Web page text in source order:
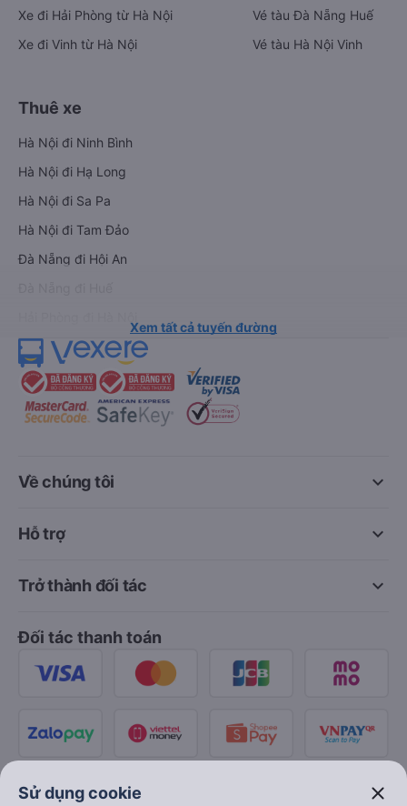
Xe đi Hải Phòng từ Hà Nội
Xe đi Vinh từ Hà Nội
Vé tàu Đà Nẵng Huế
Vé tàu Hà Nội Vinh
Thuê xe
Hà Nội đi Ninh Bình
Hà Nội đi Hạ Long
Hà Nội đi Sa Pa
Hà Nội đi Tam Đảo
Đà Nẵng đi Hội An
Xem tất cả tuyến đường
keyboard_arrow_down
Về chúng tôi
keyboard_arrow_down
Hỗ trợ
keyboard_arrow_down
Trở thành đối tác
Đối tác thanh toán
Sử dụng cookie close